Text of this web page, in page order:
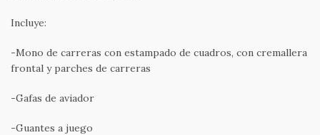
Incluye:
-Mono de carreras con estampado de cuadros, con cremallera
frontal y parches de carreras
-Gafas de aviador
-Guantes a juego